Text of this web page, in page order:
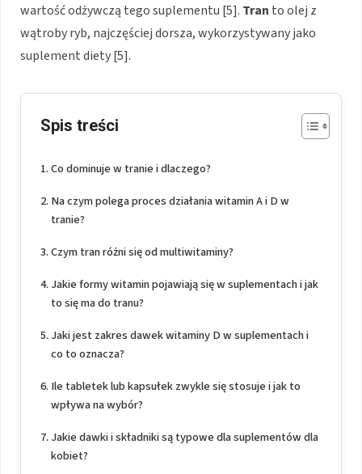
wartość odżywczą tego suplementu [5]. Tran to olej z
wątroby ryb, najczęściej dorsza, wykorzystywany jako
suplement diety [5].
Spis treści
Co dominuje w tranie i dlaczego?
Na czym polega proces działania witamin A i D w
tranie?
Czym tran różni się od multiwitaminy?
Jakie formy witamin pojawiają się w suplementach i jak
to się ma do tranu?
Jaki jest zakres dawek witaminy D w suplementach i
co to oznacza?
Ile tabletek lub kapsułek zwykle się stosuje i jak to
wpływa na wybór?
Jakie dawki i składniki są typowe dla suplementów dla
kobiet?